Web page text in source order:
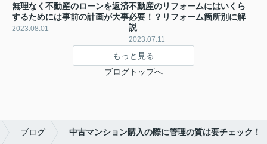
無理なく不動産のローンを返済
するためには事前の計画が大事
2023.08.01
不動産のリフォームにはいくら
必要！？リフォーム箇所別に解
説
2023.07.11
もっと見る
ブログトップへ
ブログ 中古マンション購入の際に管理の質は要チェック！